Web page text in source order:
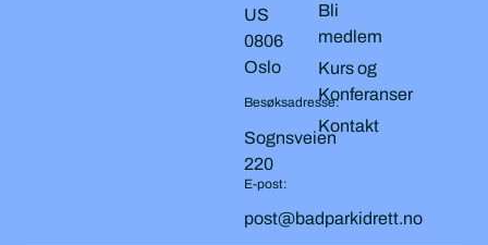
US
0806
Oslo
Besøksadresse:
Sognsveien
220
E-post:
post@badparkidrett.no
Bli
medlem
Kurs og
Konferanser
Kontakt